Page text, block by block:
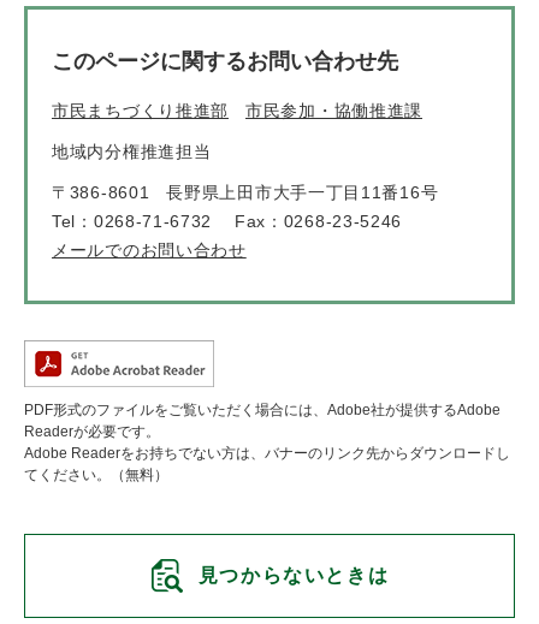
このページに関するお問い合わせ先
市民まちづくり推進部 市民参加・協働推進課
地域内分権推進担当
〒386-8601
長野県上田市大手一丁目11番16号
Tel：0268-71-6732
Fax：0268-23-5246
メールでのお問い合わせ
PDF形式のファイルをご覧いただく場合には、Adobe社が提供するAdobe
Readerが必要です。
Adobe Readerをお持ちでない方は、バナーのリンク先からダウンロードし
てください。（無料）
見つからないときは